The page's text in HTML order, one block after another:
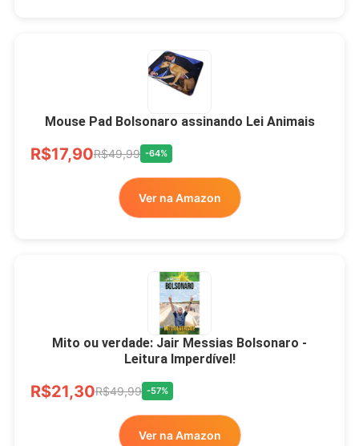
Mouse Pad Bolsonaro assinando Lei Animais
R$17,90R$49,99 -64%
Ver na Amazon
Mito ou verdade: Jair Messias Bolsonaro -
Leitura Imperdível!
R$21,30R$49,99 -57%
Ver na Amazon